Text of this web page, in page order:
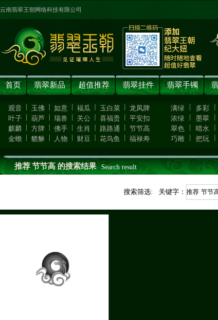
云南翡翠王朝网络科技有限公司
首页 翡翠新品 超值推荐 翡翠挂件 翡翠手镯
观音 玉佛 如意 福瓜 玉白菜
龙凤牌
叶子
葫芦 瑞兽 关公 喜福贵
平安扣
麒麟
方牌 佛手 生肖 路路通
节节高
金蟾
貔貅 人物 财豆 花鸟鱼 福禄寿
满绿 多彩
浓绿
墨翠
翠色
晴水
巧雕
把玩
推荐 节节高 的搜索结果 Search result
搜索筛选: 关键字：